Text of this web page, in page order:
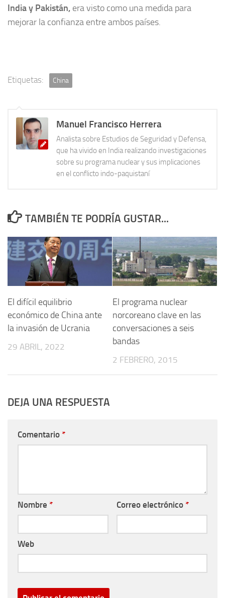
India y Pakistán, era visto como una medida para
mejorar la confianza entre ambos países.
Etiquetas: China
Manuel Francisco Herrera
Analista sobre Estudios de Seguridad y Defensa,
que ha vivido en India realizando investigaciones
sobre su programa nuclear y sus implicaciones
en el conflicto indo-paquistaní
TAMBIÉN TE PODRÍA GUSTAR...
El difícil equilibrio
económico de China ante
la invasión de Ucrania
29 ABRIL, 2022
El programa nuclear
norcoreano clave en las
conversaciones a seis
bandas
2 FEBRERO, 2015
DEJA UNA RESPUESTA
Comentario *
Nombre * Correo electrónico *
Web